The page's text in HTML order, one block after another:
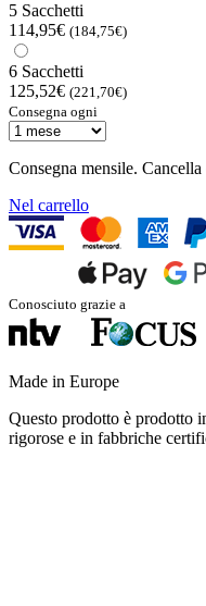
5 Sacchetti
114,95€ (184,75€)
6 Sacchetti
125,52€ (221,70€)
Consegna ogni
Consegna mensile.
Nel carrello
Conosciuto grazie a
Made in Europe
Questo prodotto è prodotto
rigorose e in fabbriche